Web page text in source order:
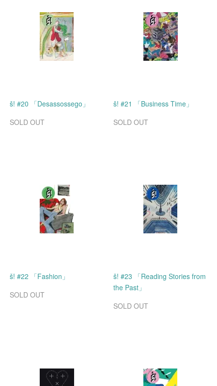
š! #20 「Desassossego」
SOLD OUT
š! #21 「Business Time」
SOLD OUT
š! #22 「Fashion」
SOLD OUT
š! #23 「Reading Stories from
the Past」
SOLD OUT